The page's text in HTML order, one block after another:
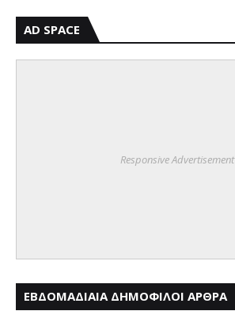
AD SPACE
Responsive Advertisement
ΕΒΔΟΜΑΔΙΑΙΑ ΔΗΜΟΦΙΛΟΙ ΑΡΘΡΑ